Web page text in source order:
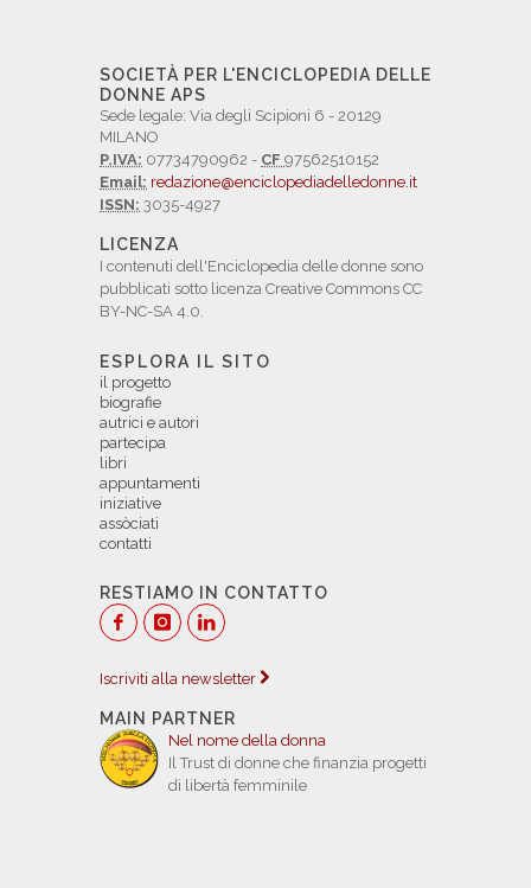
SOCIETÀ PER L'ENCICLOPEDIA DELLE
DONNE APS
Sede legale: Via degli Scipioni 6 - 20129
MILANO
P.IVA: 07734790962 - CF 97562510152
Email: redazione@enciclopediadelledonne.it
ISSN: 3035-4927
LICENZA
I contenuti dell'Enciclopedia delle donne sono
pubblicati sotto licenza Creative Commons CC
BY-NC-SA 4.0.
ESPLORA IL SITO
il progetto
biografie
autrici e autori
partecipa
libri
appuntamenti
iniziative
assòciati
contatti
RESTIAMO IN CONTATTO
Iscriviti alla newsletter
MAIN PARTNER
Nel nome della donna
Il Trust di donne che finanzia progetti
di libertà femminile